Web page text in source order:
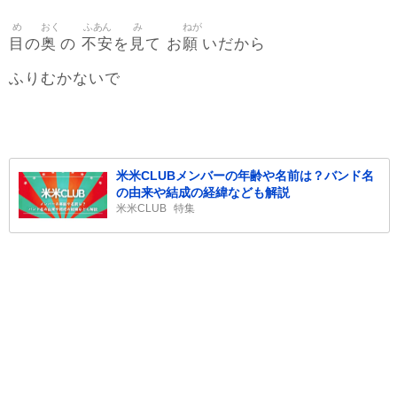
目
め
の奥
おく
の 不安
ふあん
を 見
み
て お願
ねが
いだから
ふりむかないで
米米CLUBメンバーの年齢や名前は？バンド名
の由来や結成の経緯なども解説
米米CLUB 特集